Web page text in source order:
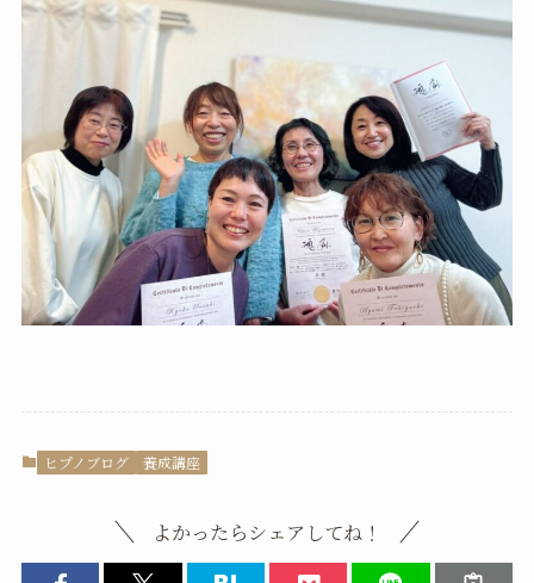
ヒプノブログ 養成講座
よかったらシェアしてね！